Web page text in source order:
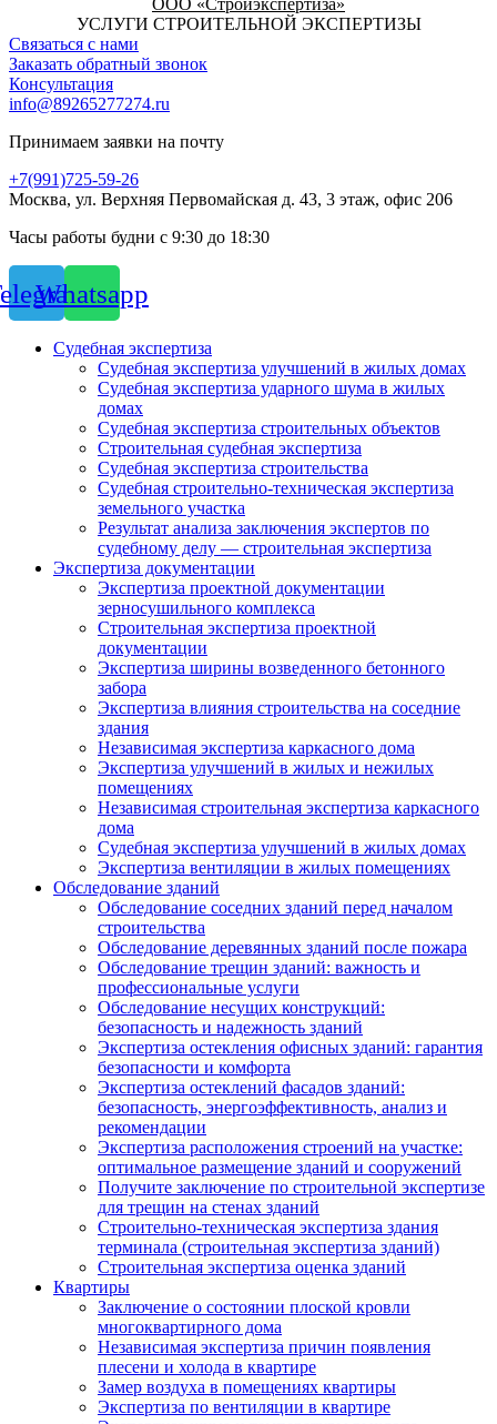
ООО «Стройэкспертиза»
УСЛУГИ СТРОИТЕЛЬНОЙ ЭКСПЕРТИЗЫ
Связаться с нами
Заказать обратный звонок
Консультация
info@89265277274.ru
Принимаем заявки на почту
+7(991)725-59-26
Москва, ул. Верхняя Первомайская д. 43, 3 этаж, офис 206
Часы работы будни с 9:30 до 18:30
Whatsapp
Судебная экспертиза
Судебная экспертиза улучшений в жилых домах
Судебная экспертиза ударного шума в жилых
домах
Судебная экспертиза строительных объектов
Строительная судебная экспертиза
Судебная экспертиза строительства
Судебная строительно-техническая экспертиза
земельного участка
Результат анализа заключения экспертов по
судебному делу — строительная экспертиза
Экспертиза документации
Экспертиза проектной документации
зерносушильного комплекса
Строительная экспертиза проектной
документации
Экспертиза ширины возведенного бетонного
забора
Экспертиза влияния строительства на соседние
здания
Независимая экспертиза каркасного дома
Экспертиза улучшений в жилых и нежилых
помещениях
Независимая строительная экспертиза каркасного
дома
Судебная экспертиза улучшений в жилых домах
Экспертиза вентиляции в жилых помещениях
Обследование зданий
Обследование соседних зданий перед началом
строительства
Обследование деревянных зданий после пожара
Обследование трещин зданий: важность и
профессиональные услуги
Обследование несущих конструкций:
безопасность и надежность зданий
Экспертиза остекления офисных зданий: гарантия
безопасности и комфорта
Экспертиза остеклений фасадов зданий:
безопасность, энергоэффективность, анализ и
рекомендации
Экспертиза расположения строений на участке:
оптимальное размещение зданий и сооружений
Получите заключение по строительной экспертизе
для трещин на стенах зданий
Строительно-техническая экспертиза здания
терминала (строительная экспертиза зданий)
Строительная экспертиза оценка зданий
Квартиры
Заключение о состоянии плоской кровли
многоквартирного дома
Независимая экспертиза причин появления
плесени и холода в квартире
Замер воздуха в помещениях квартиры
Экспертиза по вентиляции в квартире